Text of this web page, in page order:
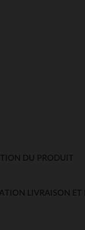
DU PRODUIT
LIVRAISON ET